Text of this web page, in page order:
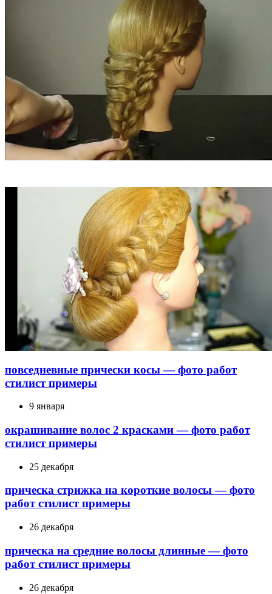
повседневные прически косы — фото работ
стилист примеры
9 января
окрашивание волос 2 красками — фото работ
стилист примеры
25 декабря
прическа стрижка на короткие волосы — фото
работ стилист примеры
26 декабря
прическа на средние волосы длинные — фото
работ стилист примеры
26 декабря